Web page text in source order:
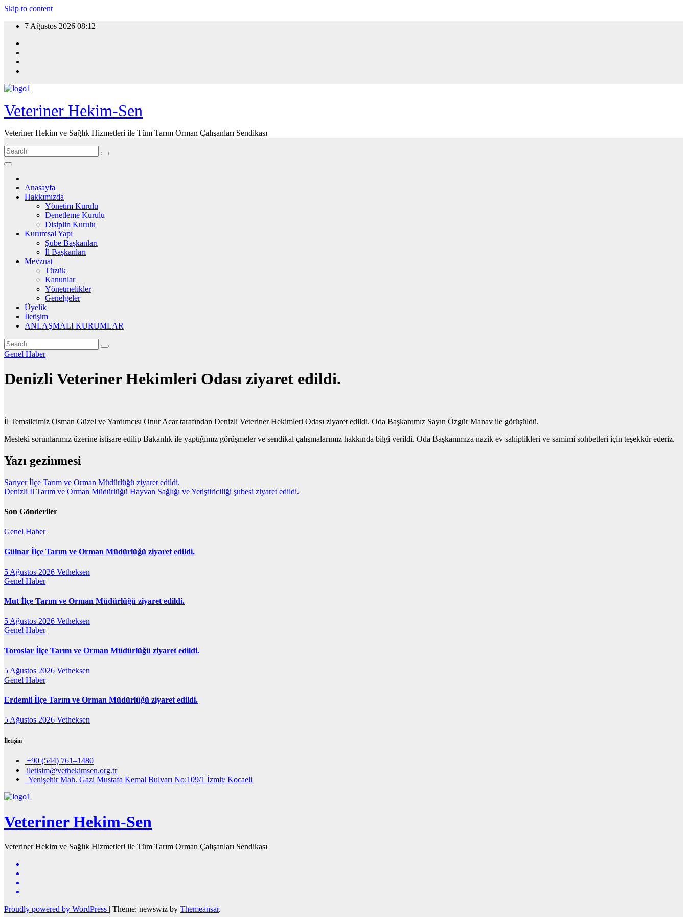
Skip to content
7 Ağustos 2026 08:12
Veteriner Hekim-Sen
Veteriner Hekim ve Sağlık Hizmetleri ile Tüm Tarım Orman Çalışanları Sendikası
Anasayfa
Hakkımızda
Yönetim Kurulu
Denetleme Kurulu
Disiplin Kurulu
Kurumsal Yapı
Şube Başkanları
İl Başkanları
Mevzuat
Tüzük
Kanunlar
Yönetmelikler
Genelgeler
Üyelik
İletişim
ANLAŞMALI KURUMLAR
Genel Haber
Denizli Veteriner Hekimleri Odası ziyaret edildi.
İl Temsilcimiz Osman Güzel ve Yardımcısı Onur Acar tarafından Denizli Veteriner Hekimleri Odası ziyaret edildi. Oda Başkanımız Sayın Özgür Manav ile görüşüldü.
Mesleki sorunlarımız üzerine istişare edilip Bakanlık ile yaptığımız görüşmeler ve sendikal çalışmalarımız hakkında bilgi verildi. Oda Başkanımıza nazik ev sahiplikleri ve samimi sohbetleri için teşekkür ederiz.
Yazı gezinmesi
Sarıyer İlçe Tarım ve Orman Müdürlüğü ziyaret edildi.
Denizli İl Tarım ve Orman Müdürlüğü Hayvan Sağlığı ve Yetiştiriciliği şubesi ziyaret edildi.
Son Gönderiler
Genel Haber
Gülnar İlçe Tarım ve Orman Müdürlüğü ziyaret edildi.
5 Ağustos 2026 Vetheksen
Genel Haber
Mut İlçe Tarım ve Orman Müdürlüğü ziyaret edildi.
5 Ağustos 2026 Vetheksen
Genel Haber
Toroslar İlçe Tarım ve Orman Müdürlüğü ziyaret edildi.
5 Ağustos 2026 Vetheksen
Genel Haber
Erdemli İlçe Tarım ve Orman Müdürlüğü ziyaret edildi.
5 Ağustos 2026 Vetheksen
İletişim
+90 (544) 761–1480
iletisim@vethekimsen.org.tr
Yenişehir Mah. Gazi Mustafa Kemal Bulvarı No:109/1 İzmit/ Kocaeli
Veteriner Hekim-Sen
Veteriner Hekim ve Sağlık Hizmetleri ile Tüm Tarım Orman Çalışanları Sendikası
Proudly powered by WordPress | Theme: newswiz by Themeansar.